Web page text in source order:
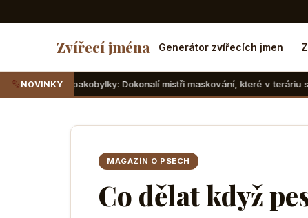
Zvířecí jména Generátor zvířecích jmen
NOVINKYDokonalí mistři maskování, které v teráriu sotva najdete
MAGAZÍN O PSECH
Co dělat když